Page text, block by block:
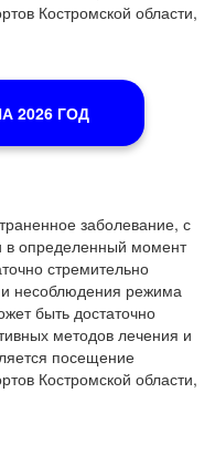
Костромской области,
2026 ГОД
заболевание, с
в определенный момент
стремительно
и несоблюдения режима
быть достаточно
методов лечения и
посещение
Костромской области,